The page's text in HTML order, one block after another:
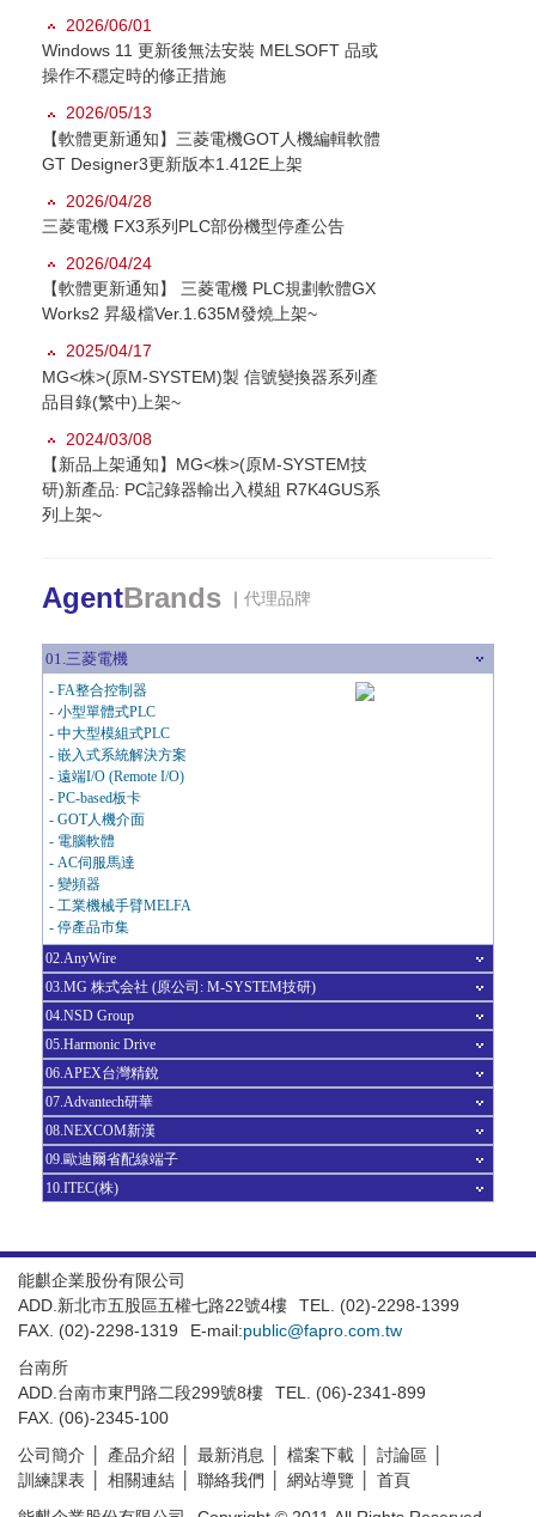
2026/06/01
Windows 11 更新後無法安裝 MELSOFT 品或
操作不穩定時的修正措施
2026/05/13
【軟體更新通知】三菱電機GOT人機編輯軟體
GT Designer3更新版本1.412E上架
2026/04/28
三菱電機 FX3系列PLC部份機型停產公告
2026/04/24
【軟體更新通知】 三菱電機 PLC規劃軟體GX
Works2 昇級檔Ver.1.635M發燒上架~
2025/04/17
MG<株>(原M-SYSTEM)製 信號變換器系列產
品目錄(繁中)上架~
2024/03/08
【新品上架通知】MG<株>(原M-SYSTEM技
研)新產品: PC記錄器輸出入模組 R7K4GUS系
列上架~
AgentBrands ｜ 代理品牌
01.三菱電機
FA整合控制器
小型單體式PLC
中大型模組式PLC
嵌入式系統解決方案
遠端I/O (Remote I/O)
PC-based板卡
GOT人機介面
電腦軟體
AC伺服馬達
變頻器
工業機械手臂MELFA
停產品市集
02.AnyWire
03.MG 株式会社 (原公司: M-SYSTEM技研)
04.NSD Group
05.Harmonic Drive
06.APEX台灣精銳
07.Advantech研華
08.NEXCOM新漢
09.歐迪爾省配線端子
10.ITEC(株)
能麒企業股份有限公司
ADD.新北市五股區五權七路22號4樓
TEL. (02)-2298-1399
FAX. (02)-2298-1319
E-mail:public@fapro.com.tw
台南所
ADD.台南市東門路二段299號8樓
TEL. (06)-2341-899
FAX. (06)-2345-100
公司簡介
產品介紹 最新消息 檔案下載
討論區
訓練課表
相關連結 聯絡我們 網站導覽
首頁